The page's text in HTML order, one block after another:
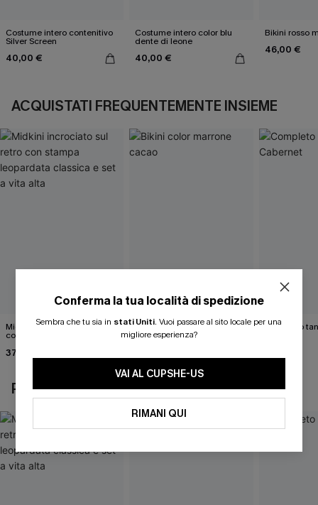
Costume intero contenitivo
Silver Screen
40,00 €
Costume intero color blu
dente di leone
40,00 €
Bikini rosso
46,00 €
ACQUISTATI FREQUENTEMENTE INSIEME
Midkini incrociato sul retro
con stampa leopardata
37,00 €
Bikini color marrone cacao Completo
POTREBBE INTERESSARTI ANCHE
Conferma la tua località di spedizione
Sembra che tu sia in stati Uniti. Vuoi passare al sito locale per una
migliore esperienza?
VAI AL CUPSHE-US
RIMANI QUI